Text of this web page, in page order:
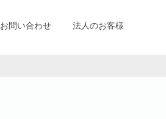
お問い合わせ 法人のお客様